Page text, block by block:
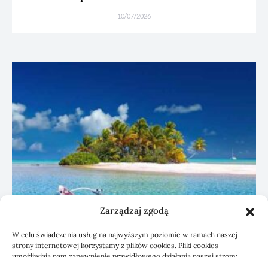
Zarządzaj zgodą
W celu świadczenia usług na najwyższym poziomie w ramach naszej
strony internetowej korzystamy z plików cookies. Pliki cookies
10/07/2026